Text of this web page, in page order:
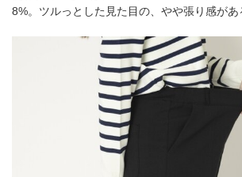
8%。ツルっとした見た目の、やや張り感があ